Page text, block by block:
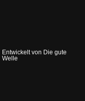
Entwickelt von Die gute
Welle